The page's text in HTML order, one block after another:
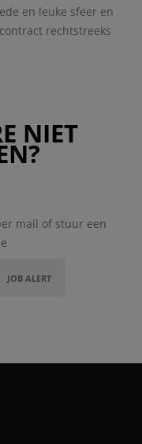
en leuke sfeer en
rechtstreeks
NIET
mail of stuur een
JOB ALERT